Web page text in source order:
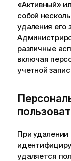
«Активный»
собой
удаления его
различные
включая
учетной
При удалении
удаляется